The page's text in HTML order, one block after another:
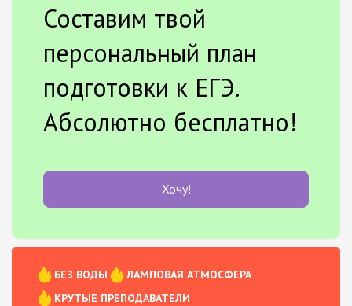
Составим твой
персональный план
подготовки к ЕГЭ.
Абсолютно бесплатно!
Хочу!
БЕЗ ВОДЫ
ЛАМПОВАЯ АТМОСФЕРА
КРУТЫЕ ПРЕПОДАВАТЕЛИ